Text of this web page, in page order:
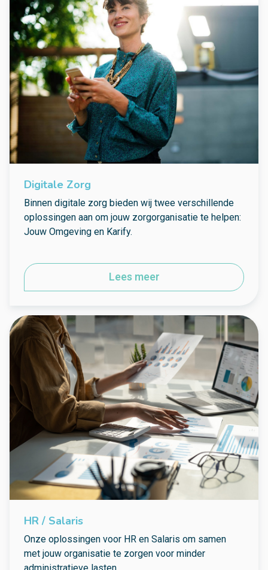
Digitale Zorg
Binnen digitale zorg bieden wij twee verschillende
oplossingen aan om jouw zorgorganisatie te helpen:
Jouw Omgeving en Karify.
Lees meer
HR / Salaris
Onze oplossingen voor HR en Salaris om samen
met jouw organisatie te zorgen voor minder